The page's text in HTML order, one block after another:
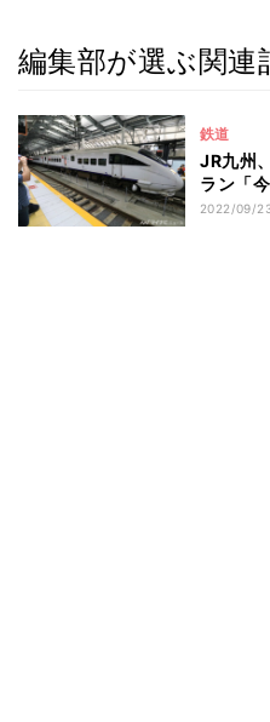
編集部が選ぶ関連
鉄道
JR九州
ラン「
2022/09/